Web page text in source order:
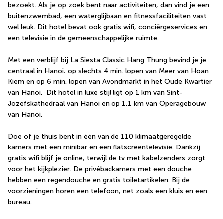
bezoekt. Als je op zoek bent naar activiteiten, dan vind je een
buitenzwembad, een waterglijbaan en fitnessfaciliteiten vast
wel leuk. Dit hotel bevat ook gratis wifi, conciërgeservices en
een televisie in de gemeenschappelijke ruimte.
Met een verblijf bij La Siesta Classic Hang Thung bevind je je
centraal in Hanoi, op slechts 4 min. lopen van Meer van Hoan
Kiem en op 6 min. lopen van Avondmarkt in het Oude Kwartier
van Hanoi.  Dit hotel in luxe stijl ligt op 1 km van Sint-
Jozefskathedraal van Hanoi en op 1,1 km van Operagebouw
van Hanoi.
Doe of je thuis bent in één van de 110 klimaatgeregelde
kamers met een minibar en een flatscreentelevisie. Dankzij
gratis wifi blijf je online, terwijl de tv met kabelzenders zorgt
voor het kijkplezier. De privébadkamers met een douche
hebben een regendouche en gratis toiletartikelen. Bij de
voorzieningen horen een telefoon, net zoals een kluis en een
bureau.